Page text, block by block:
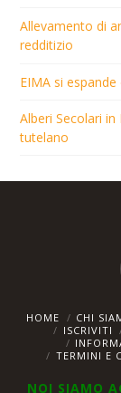
Allevamento di
redditizio
EIMA si
Alberi Secolari
tutelano
HOME CHI
ISCRIVITI
TERMINI E
NOI SIAMO